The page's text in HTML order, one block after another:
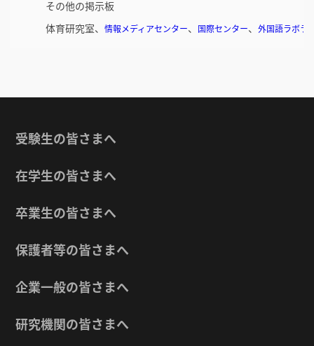
その他の掲示板
体育研究室、 情報メディアセンター、 国際センター、 外国語ラボラ
受験生の皆さまへ
在学生の皆さまへ
卒業生の皆さまへ
保護者等の皆さまへ
企業一般の皆さまへ
研究機関の皆さまへ